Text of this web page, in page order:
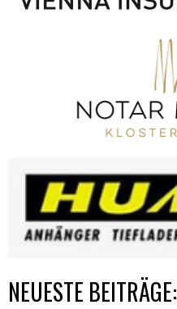
NEUESTE BEITRÄGE: